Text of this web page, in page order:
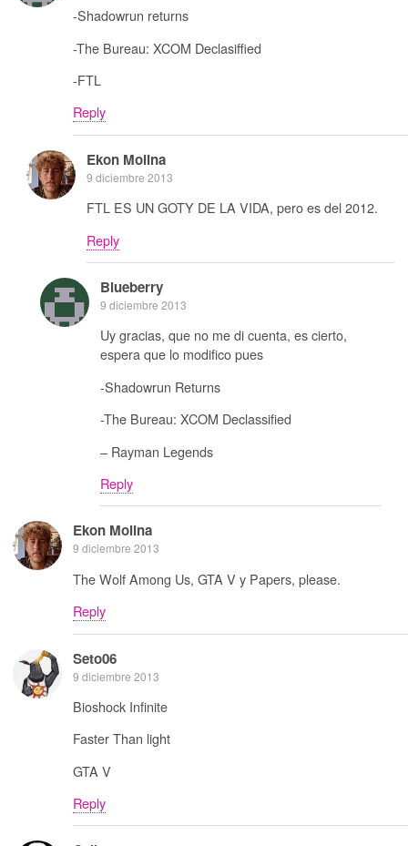
-Shadowrun returns
-The Bureau: XCOM Declasiffied
-FTL
Reply
Ekon Molina
9 diciembre 2013
FTL ES UN GOTY DE LA VIDA, pero es del 2012.
Reply
Blueberry
9 diciembre 2013
Uy gracias, que no me di cuenta, es cierto,
espera que lo modifico pues
-Shadowrun Returns
-The Bureau: XCOM Declassified
– Rayman Legends
Reply
Ekon Molina
9 diciembre 2013
The Wolf Among Us, GTA V y Papers, please.
Reply
Seto06
9 diciembre 2013
Bioshock Infinite
Faster Than light
GTA V
Reply